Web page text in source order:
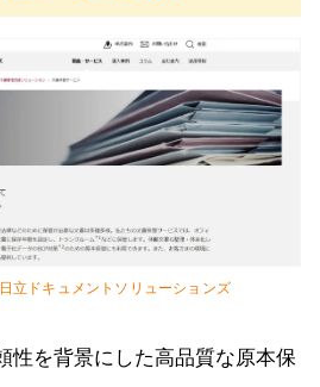
立ドキュメントソリューションズ
性を背景にした高品質な原本保